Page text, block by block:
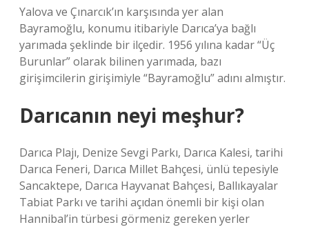
Yalova ve Çınarcık’ın karşısında yer alan
Bayramoğlu, konumu itibariyle Darıca’ya bağlı
yarımada şeklinde bir ilçedir. 1956 yılına kadar “Üç
Burunlar” olarak bilinen yarımada, bazı
girişimcilerin girişimiyle “Bayramoğlu” adını almıştır.
Darıcanın neyi meşhur?
Darıca Plajı, Denize Sevgi Parkı, Darıca Kalesi, tarihi
Darıca Feneri, Darıca Millet Bahçesi, ünlü tepesiyle
Sancaktepe, Darıca Hayvanat Bahçesi, Ballıkayalar
Tabiat Parkı ve tarihi açıdan önemli bir kişi olan
Hannibal’in türbesi görmeniz gereken yerler